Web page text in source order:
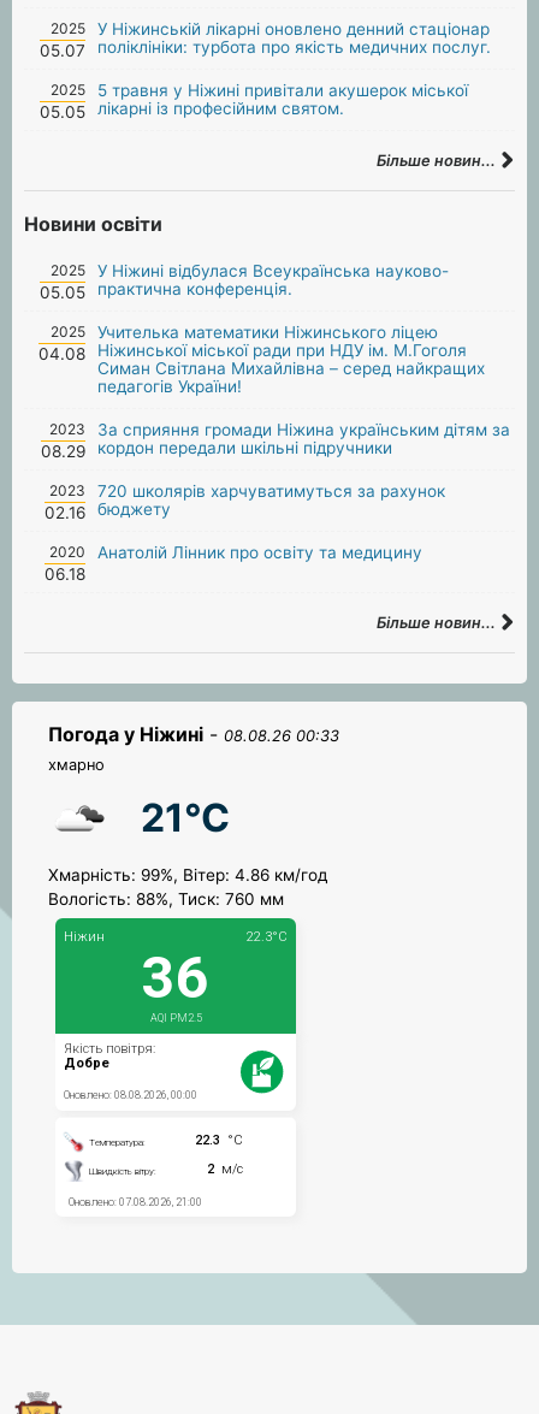
2025
05.07
У Ніжинській лікарні оновлено денний стаціонар
поліклініки: турбота про якість медичних послуг.
2025
05.05
5 травня у Ніжині привітали акушерок міської
лікарні із професійним святом.
Більше новин...
Новини освіти
2025
05.05
У Ніжині відбулася Всеукраїнська науково-
практична конференція.
2025
04.08
Учителька математики Ніжинського ліцею
Ніжинської міської ради при НДУ ім. М.Гоголя
Симан Світлана Михайлівна – серед найкращих
педагогів України!
2023
08.29
За сприяння громади Ніжина українським дітям за
кордон передали шкільні підручники
2023
02.16
720 школярів харчуватимуться за рахунок
бюджету
2020
06.18
Анатолій Лінник про освіту та медицину
Більше новин...
Погода у Ніжині - 08.08.26 00:33
хмарно
21°C
Хмарність: 99%, Вітер: 4.86 км/год
Вологість: 88%, Тиск: 760 мм